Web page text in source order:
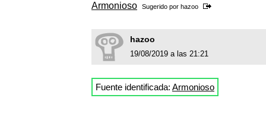
Armonioso Sugerido por hazoo
hazoo
19/08/2019 a las 21:21
Fuente identificada: Armonioso